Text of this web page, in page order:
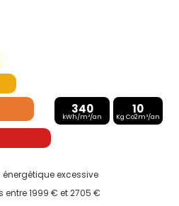
340
kWh/m²/an
10
Kg Co2m²/an
excessive
1999 € et 2705 €